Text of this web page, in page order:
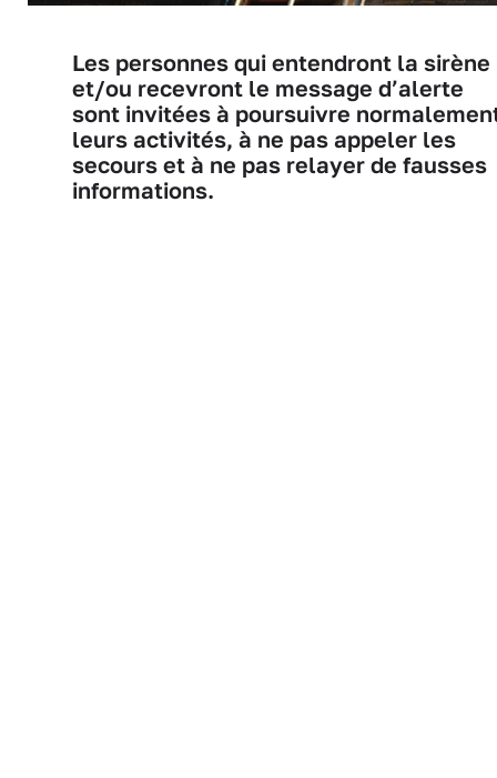
Les personnes qui entendront la sirène
et/ou recevront le message d’alerte
sont invitées à poursuivre
leurs activités, à ne pas appeler les
secours et à ne pas relayer de fausses
informations.